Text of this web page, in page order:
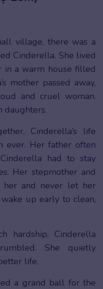
village, there was a
Cinderella. She lived
in a warm house filled
mother passed away,
and cruel woman.
daughters.
Cinderella’s life
ever. Her father often
had to stay
Her stepmother and
her and never let her
up early to clean,
hardship, Cinderella
She quietly
life.
a grand ball for the